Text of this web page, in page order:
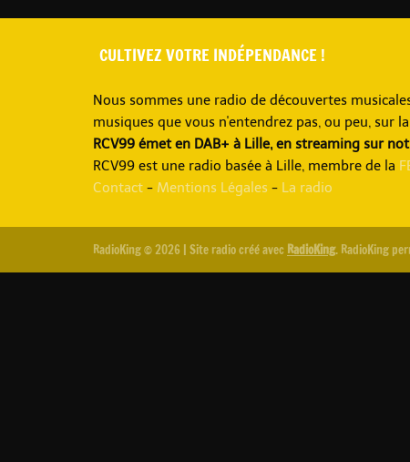
CULTIVEZ VOTRE INDÉPENDANCE !
Nous sommes une radio de découvertes
musiques que vous n'entendrez pas, ou peu, sur
RCV99 émet en DAB+ à Lille, en streaming sur
RCV99 est une radio basée à Lille, membre de la
Contact - Mentions Légales - La radio
RadioKing © 2026 | Site radio créé avec RadioKing. RadioKing